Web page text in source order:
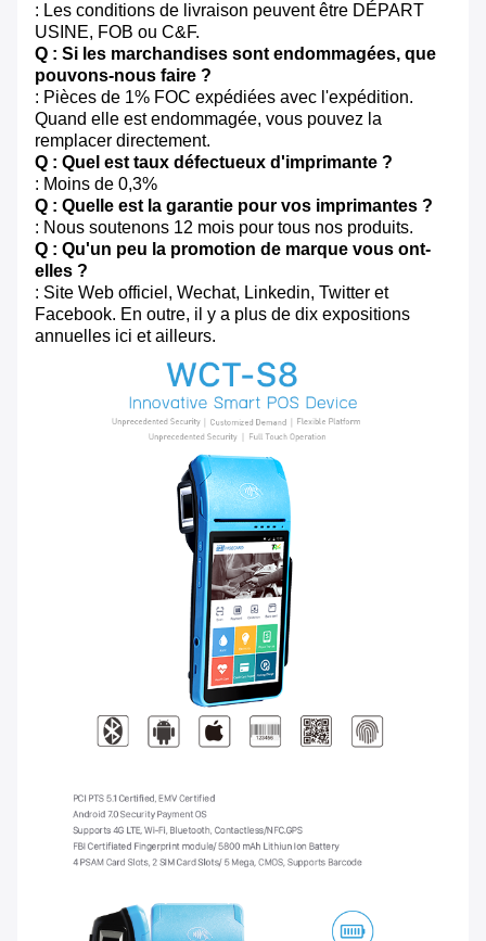
: Les conditions de livraison peuvent être DÉPART
USINE, FOB ou C&F.
Q : Si les marchandises sont endommagées, que
pouvons-nous faire ?
: Pièces de 1% FOC expédiées avec l'expédition.
Quand elle est endommagée, vous pouvez la
remplacer directement.
Q : Quel est taux défectueux d'imprimante ?
: Moins de 0,3%
Q : Quelle est la garantie pour vos imprimantes ?
: Nous soutenons 12 mois pour tous nos produits.
Q : Qu'un peu la promotion de marque vous ont-
elles ?
: Site Web officiel, Wechat, Linkedin, Twitter et
Facebook. En outre, il y a plus de dix expositions
annuelles ici et ailleurs.